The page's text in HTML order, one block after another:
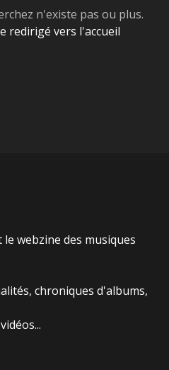
n'existe pas ou plus.
redirigé vers l'accueil
webzine des musiques
chroniques d'albums,